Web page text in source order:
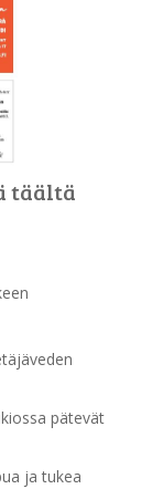
täältä
pätevät
ja tukea